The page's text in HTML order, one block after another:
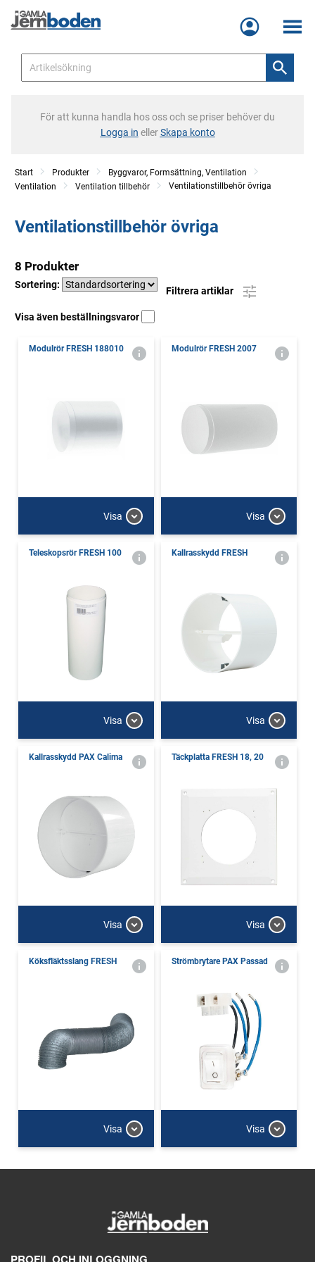
Meny
För att kunna handla hos oss och se priser behöver du
Logga in ellerSkapa konto
Start Produkter
Byggvaror, Formsättning, Ventilation
Ventilation
Ventilation tillbehör Ventilationstillbehör övriga
Ventilationstillbehör övriga
8 Produkter
Sortering:
Filtrera artiklar
Visa även beställningsvaror
Modulrör FRESH 188010
Visa
Modulrör FRESH 2007
Visa
Teleskopsrör FRESH 100
Visa
Kallrasskydd FRESH
Visa
Kallrasskydd PAX Calima
Visa
Täckplatta FRESH 18, 20
Visa
Köksfläktsslang FRESH
Visa
Strömbrytare PAX Passad
Visa